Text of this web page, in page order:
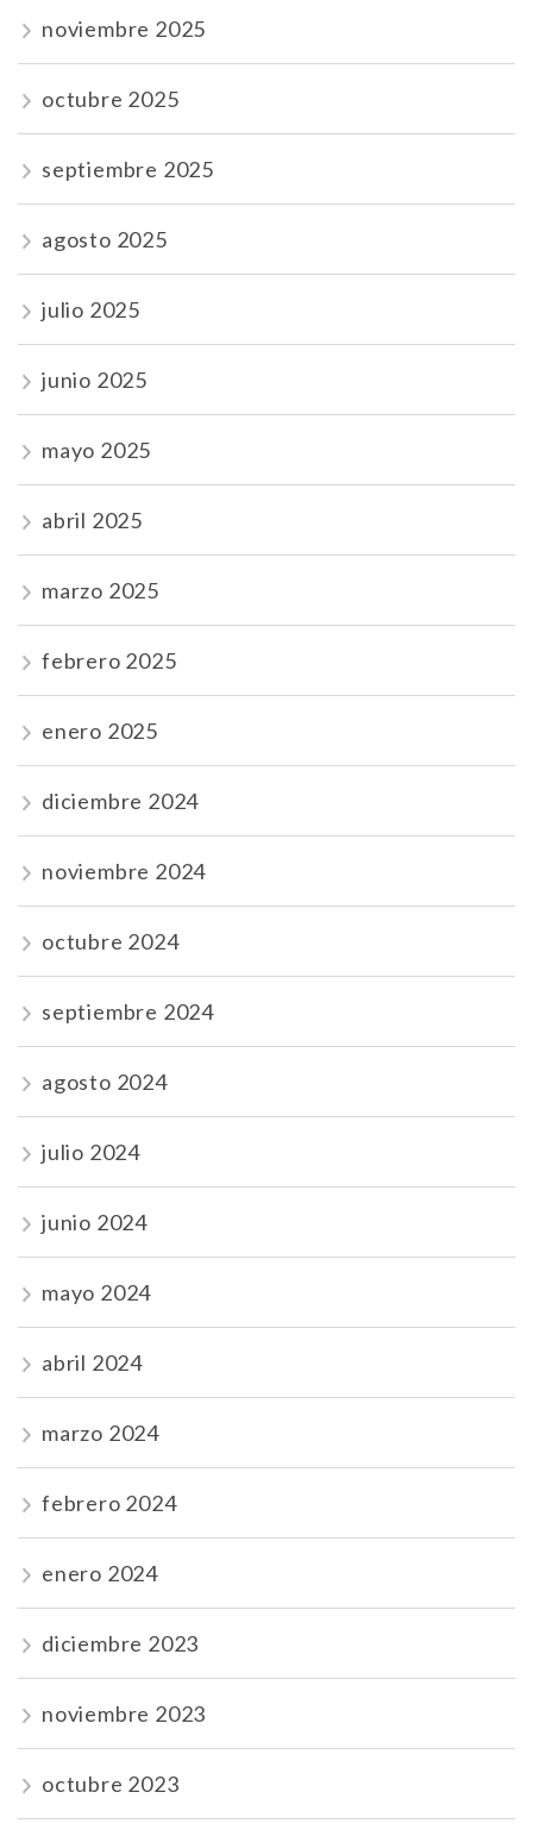
noviembre 2025
octubre 2025
septiembre 2025
agosto 2025
julio 2025
junio 2025
mayo 2025
abril 2025
marzo 2025
febrero 2025
enero 2025
diciembre 2024
noviembre 2024
octubre 2024
septiembre 2024
agosto 2024
julio 2024
junio 2024
mayo 2024
abril 2024
marzo 2024
febrero 2024
enero 2024
diciembre 2023
noviembre 2023
octubre 2023